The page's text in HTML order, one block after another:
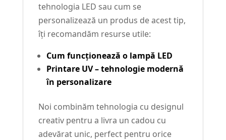
tehnologia LED sau cum se
personalizează un produs de acest tip,
îți recomandăm resurse utile:
Cum funcționează o lampă LED
Printare UV – tehnologie modernă
în personalizare
Noi combinăm tehnologia cu designul
creativ pentru a livra un cadou cu
adevărat unic, perfect pentru orice